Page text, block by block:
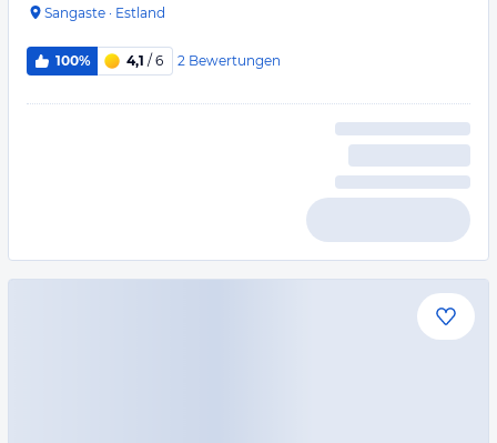
Sangaste · Estland
100% 4,1 / 6 2 Bewertungen